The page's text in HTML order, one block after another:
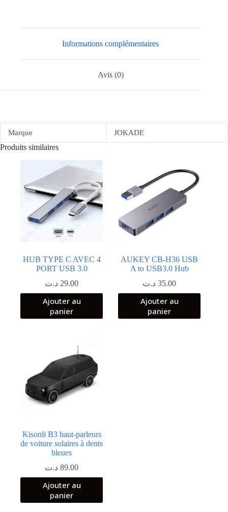
Informations complémentaires
Avis (0)
Marque JOKADE
Produits similaires
HUB TYPE C AVEC 4
PORT USB 3.0
29.00 د.ت
Ajouter au
panier
AUKEY CB-H36 USB
A to USB3.0 Hub‏
35.00 د.ت
Ajouter au
panier
Kisonli B3 haut-parleurs
de voiture solaires à dents
bleues
89.00 د.ت
Ajouter au
panier